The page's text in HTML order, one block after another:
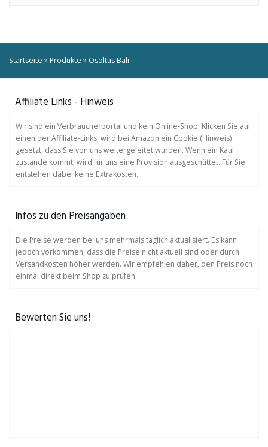
Startseite »Produkte » Osoltus Bali
Affiliate Links - Hinweis
Wir sind ein Verbraucherportal und kein Online-Shop. Klicken Sie auf
einen der Affiliate-Links, wird bei Amazon ein Cookie (Hinweis)
gesetzt, dass Sie von uns weitergeleitet wurden. Wenn ein Kauf
zustande kommt, wird für uns eine Provision ausgeschüttet. Für Sie
entstehen dabei keine Extrakosten.
Infos zu den Preisangaben
Die Preise werden bei uns mehrmals täglich aktualisiert. Es kann
jedoch vorkommen, dass die Preise nicht aktuell sind oder durch
Versandkosten höher werden. Wir empfehlen daher, den Preis noch
einmal direkt beim Shop zu prüfen.
Bewerten Sie uns!